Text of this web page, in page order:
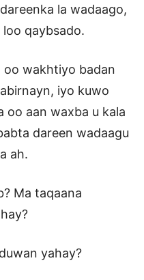
la wadaago,
qaybsado.
oo wakhtiyo badan
iyo kuwo
oo aan waxba u kala
dareen wadaagu
ah.
Ma taqaana
yahay?